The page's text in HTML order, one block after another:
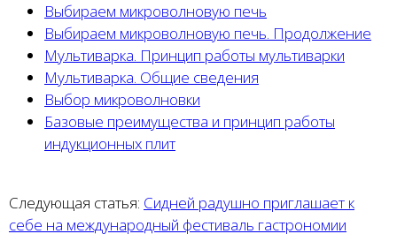
Выбираем микроволновую печь
Выбираем микроволновую печь. Продолжение
Мультиварка. Принцип работы мультиварки
Мультиварка. Общие сведения
Выбор микроволновки
Базовые преимущества и принцип работы
индукционных плит
Следующая статья: Сидней радушно приглашает к
себе на международный фестиваль гастрономии